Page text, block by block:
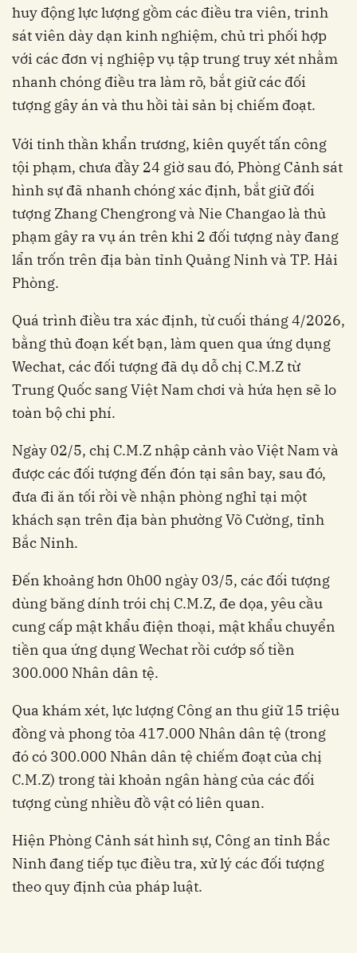
huy động lực lượng gồm các điều tra viên, trinh
sát viên dày dạn kinh nghiệm, chủ trì phối hợp
với các đơn vị nghiệp vụ tập trung truy xét nhằm
nhanh chóng điều tra làm rõ, bắt giữ các đối
tượng gây án và thu hồi tài sản bị chiếm đoạt.
Với tinh thần khẩn trương, kiên quyết tấn công
tội phạm, chưa đầy 24 giờ sau đó, Phòng Cảnh sát
hình sự đã nhanh chóng xác định, bắt giữ đối
tượng Zhang Chengrong và Nie Changao là thủ
phạm gây ra vụ án trên khi 2 đối tượng này đang
lẩn trốn trên địa bàn tỉnh Quảng Ninh và TP. Hải
Phòng.
Quá trình điều tra xác định, từ cuối tháng 4/2026,
bằng thủ đoạn kết bạn, làm quen qua ứng dụng
Wechat, các đối tượng đã dụ dỗ chị C.M.Z từ
Trung Quốc sang Việt Nam chơi và hứa hẹn sẽ lo
toàn bộ chi phí.
Ngày 02/5, chị C.M.Z nhập cảnh vào Việt Nam và
được các đối tượng đến đón tại sân bay, sau đó,
đưa đi ăn tối rồi về nhận phòng nghỉ tại một
khách sạn trên địa bàn phường Võ Cường, tỉnh
Bắc Ninh.
Đến khoảng hơn 0h00 ngày 03/5, các đối tượng
dùng băng dính trói chị C.M.Z, đe dọa, yêu cầu
cung cấp mật khẩu điện thoại, mật khẩu chuyển
tiền qua ứng dụng Wechat rồi cướp số tiền
300.000 Nhân dân tệ.
Qua khám xét, lực lượng Công an thu giữ 15 triệu
đồng và phong tỏa 417.000 Nhân dân tệ (trong
đó có 300.000 Nhân dân tệ chiếm đoạt của chị
C.M.Z) trong tài khoản ngân hàng của các đối
tượng cùng nhiều đồ vật có liên quan.
Hiện Phòng Cảnh sát hình sự, Công an tỉnh Bắc
Ninh đang tiếp tục điều tra, xử lý các đối tượng
theo quy định của pháp luật.